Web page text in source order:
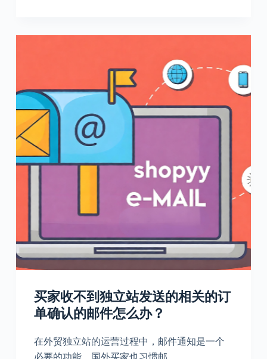
买家收不到独立站发送的相关的订
单确认的邮件怎么办？
在外贸独立站的运营过程中，邮件通知是一个